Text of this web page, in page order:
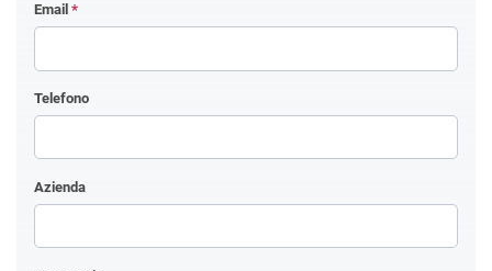
Email *
Telefono
Azienda